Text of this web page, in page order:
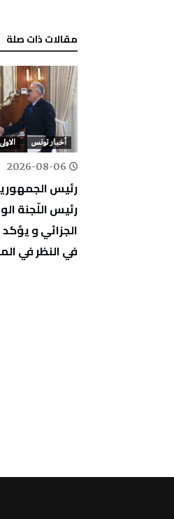
‫مقالات ذات صلة‬
أخبار تونس الاولى
2026-08-06
رئيس
رئيس اللّجنة
الجزائي و
في النظر في